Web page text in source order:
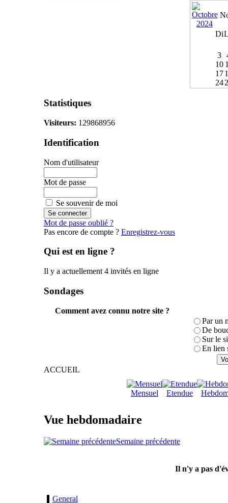
Di
3
10
17
24
Statistiques
Visiteurs: 129868956
Identification
Nom d'utilisateur
Mot de passe
Se souvenir de moi
Mot de passe oublié ?
Pas encore de compte ? Enregistrez-vous
Qui est en ligne ?
Il y a actuellement 4 invités en ligne
Sondages
Comment avez connu notre site ?
Par un
De
Sur le
En lien
ACCUEIL
Mensuel Etendue
Vue hebdomadaire
Semaine précédente
Il n'y a pas
General